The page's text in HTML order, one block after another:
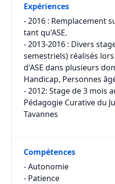
Expériences
- 2016 : Remplacement
tant qu'ASE.
- 2013-2016 : Divers
semestriels) réalisés
d'ASE dans plusieurs
Handicap, Personnes
- 2012: Stage de 3 mois
Pédagogie Curative du
Tavannes
Compétences
- Autonomie
- Patience